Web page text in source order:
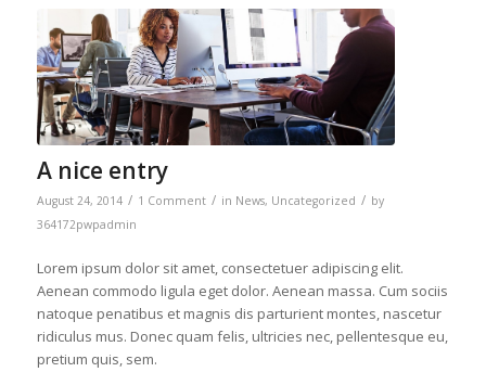
A nice entry
August 24, 2014 / 1 Comment / in News, Uncategorized / by
364172pwpadmin
Lorem ipsum dolor sit amet, consectetuer adipiscing elit.
Aenean commodo ligula eget dolor. Aenean massa. Cum sociis
natoque penatibus et magnis dis parturient montes, nascetur
ridiculus mus. Donec quam felis, ultricies nec, pellentesque eu,
pretium quis, sem.